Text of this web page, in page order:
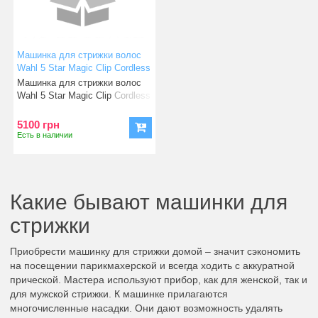
Машинка для стрижки волос
Wahl 5 Star Magic Clip Cordless
Metal
Машинка для стрижки волос
Wahl 5 Star Magic Clip Cordless
5100 грн
Есть в наличии
Какие бывают машинки для
стрижки
Приобрести машинку для стрижки домой – значит сэкономить
на посещении парикмахерской и всегда ходить с аккуратной
прической. Мастера используют прибор, как для женской, так и
для мужской стрижки. К машинке прилагаются
многочисленные насадки. Они дают возможность удалять